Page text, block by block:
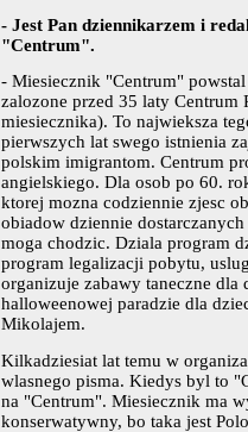
- Jest Pan dziennikarzem i
"Centrum".
- Miesiecznik "Centrum"
zalozone przed 35 laty Centrum
miesiecznika). To najwieksza
pierwszych lat swego istnienia
polskim imigrantom. Centrum
angielskiego. Dla osob po 60.
ktorej mozna codziennie zjesc
obiadow dziennie
moga chodzic. Dziala program
program legalizacji pobytu,
organizuje zabawy taneczne
halloweenowej paradzie dla
Mikolajem.
Kilkadziesiat lat temu w
wlasnego pisma. Kiedys byl to
na "Centrum". Miesiecznik ma
konserwatywny, bo taka jest